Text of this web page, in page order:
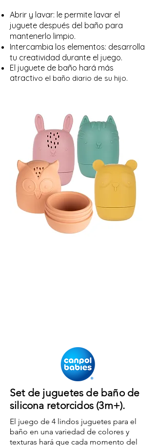
Abrir y lavar: le permite lavar el
juguete después del baño para
mantenerlo limpio.
Intercambia los elementos: desarrolla
tu creatividad durante el juego.
El juguete de baño hará más
atractivo el baño diario de su hijo.
Set de juguetes de baño de
silicona retorcidos (3m+).
El juego de 4 lindos juguetes para el
baño en una variedad de colores y
texturas hará que cada momento del